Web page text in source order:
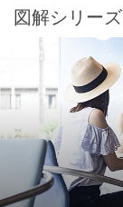
図解シリーズ